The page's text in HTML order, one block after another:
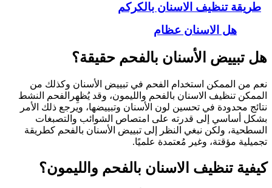
طريقة تنظيف الاسنان بالكركم
هل الاسنان عظام
هل تبييض الأسنان بالفحم حقيقة؟
نعم من الممكن استخدام الفحم في تبييض الأسنان وكذلك من
الممكن تنظيف الاسنان بالفحم والليمون، وقد يُظهِرالفحم النشط
نتائج محدودة في تحسين لون الأسنان وتبييضها، ويرجع ذلك الأمر
بشكل أساسي إلى قدرته على امتصاص الشوائب والتصبغات
السطحية، ولكن نبغي النظر إلى تبييض الأسنان بالفحم كطريقة
تجميلية مؤقتة، وغير مُعتمدة علميًا.
كيفية تنظيف الاسنان بالفحم والليمون؟